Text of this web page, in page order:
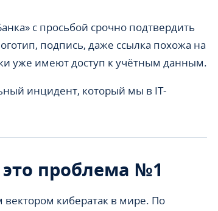
с просьбой срочно подтвердить
подпись, даже ссылка похожа на
уже имеют доступ к учётным данным.
инцидент, который мы в IT-
проблема №1
кибератак в мире. По